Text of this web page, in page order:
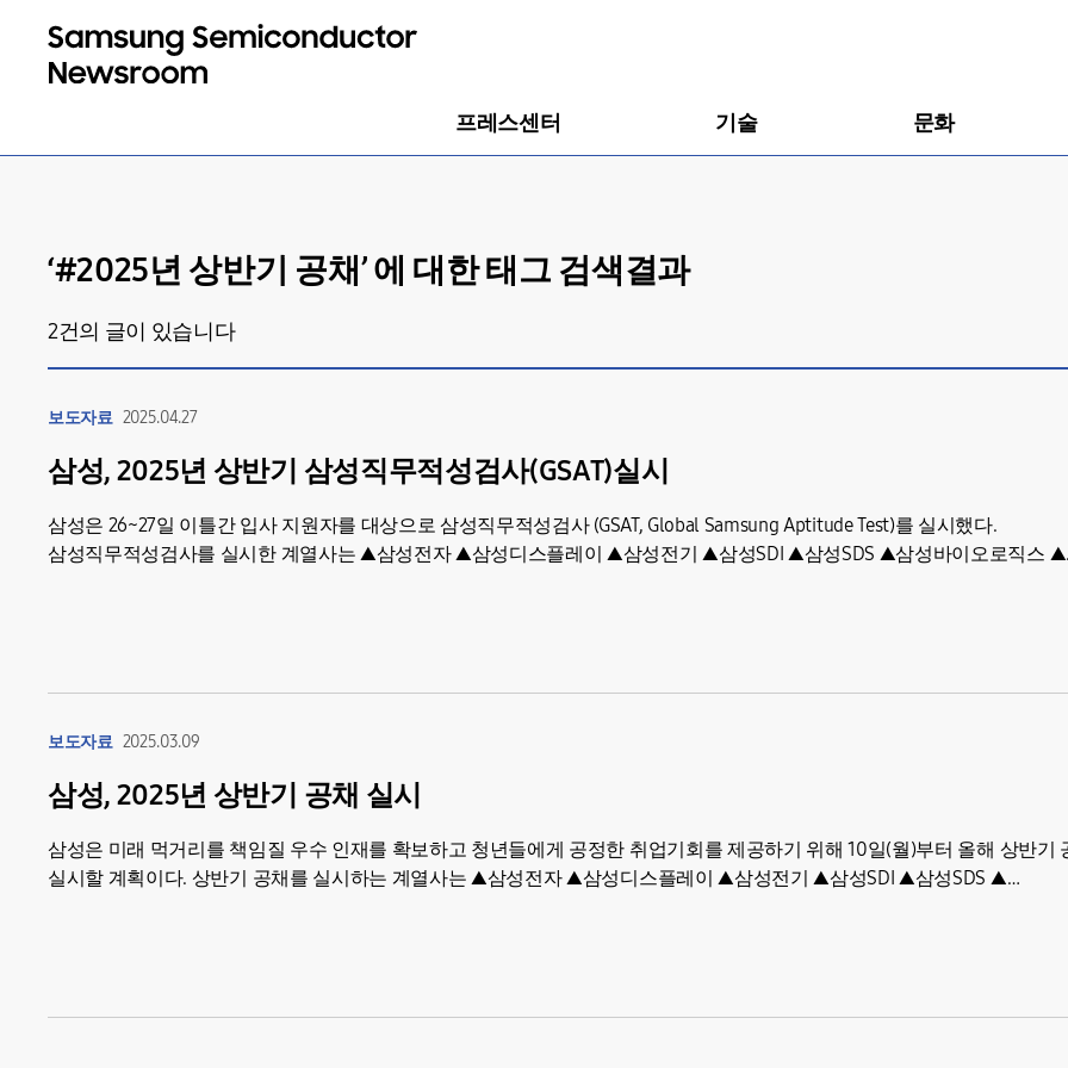
프레스센터 기술 문화
‘#2025년 상반기 공채’ 에 대한 태그 검색결과
2건의 글이 있습니다
보도자료 2025.04.27
삼성, 2025년 상반기 삼성직무적성검사(GSAT)실시
삼성은 26~27일 이틀간 입사 지원자를 대상으로 삼성직무적성검사 (GSAT, Global Samsung Aptitude Test)를 실시했다.
삼성직무적성검사를 실시한 계열사는 ▲삼성전자 ▲삼성디스플레이 ▲삼성전기 ▲삼성SDI ▲삼성SDS ▲삼성바이오로직스 ▲
보도자료 2025.03.09
삼성, 2025년 상반기 공채 실시
삼성은 미래 먹거리를 책임질 우수 인재를 확보하고 청년들에게 공정한 취업기회를 제공하기 위해 10일(월)부터 올해 상반기
실시할 계획이다. 상반기 공채를 실시하는 계열사는 ▲삼성전자 ▲삼성디스플레이 ▲삼성전기 ▲삼성SDI ▲삼성SDS ▲